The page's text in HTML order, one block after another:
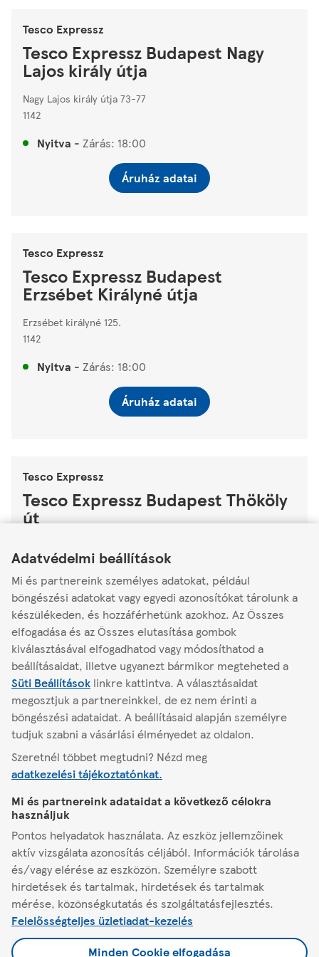
Adatvédelmi beállítások
Mi és partnereink személyes adatokat, például
böngészési adatokat vagy egyedi azonosítókat tárolunk a
készülékeden, és hozzáférhetünk azokhoz. Az Összes
elfogadása és az Összes elutasítása gombok
kiválasztásával elfogadhatod vagy módosíthatod a
beállításaidat, illetve ugyanezt bármikor megteheted a
Süti Beállítások linkre kattintva. A választásaidat
megosztjuk a partnereinkkel, de ez nem érinti a
böngészési adataidat. A beállításaid alapján személyre
tudjuk szabni a vásárlási élményedet az oldalon.
Szeretnél többet megtudni? Nézd meg
adatkezelési tájékoztatónkat.
Mi és partnereink adataidat a következő célokra
használjuk
Pontos helyadatok használata. Az eszköz jellemzőinek
aktív vizsgálata azonosítás céljából. Információk tárolása
és/vagy elérése az eszközön. Személyre szabott
hirdetések és tartalmak, hirdetések és tartalmak
mérése, közönségkutatás és szolgáltatásfejlesztés.
Felelősségteljes üzletiadat-kezelés
Minden Cookie elfogadása
Tesco Expressz
Tesco Expressz Budapest Nagy
Lajos király útja
Nagy Lajos király útja 73-77
1142
Nyitva - Zárás: 18:00
Áruház adatai
Tesco Expressz
Tesco Expressz Budapest
Erzsébet Királyné útja
Erzsébet királyné 125.
1142
Nyitva - Zárás: 18:00
Áruház adatai
Tesco Expressz
Tesco Expressz Budapest Thököly
út
1146
Nyitva-Zárás:18:00
Áruház adatai
Másik áruház keresése
Budapest Egressy ut 135
A Tescóról
Segítség
Minden, ami Tesco
Jogi tudnivalók és beállítások